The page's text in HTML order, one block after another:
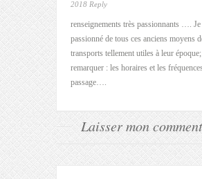
2018 Reply
renseignements très passionnants ….
passionné de tous ces anciens moyens
transports tellement utiles à leur
remarquer : les horaires et les
passage….
Laisser mon